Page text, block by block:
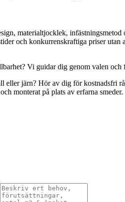
materialtjocklek,
och konkurrenskraftiga priser
Vi guidar dig genom valen
eller järn? Hör av dig för
monterat på plats av erfarna smeder.